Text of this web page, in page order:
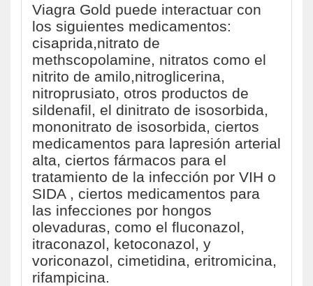
Viagra Gold puede interactuar con
los siguientes medicamentos:
cisaprida,nitrato de
methscopolamine, nitratos como el
nitrito de amilo,nitroglicerina,
nitroprusiato, otros productos de
sildenafil, el dinitrato de isosorbida,
mononitrato de isosorbida, ciertos
medicamentos para lapresión arterial
alta, ciertos fármacos para el
tratamiento de la infección por VIH o
SIDA , ciertos medicamentos para
las infecciones por hongos
olevaduras, como el fluconazol,
itraconazol, ketoconazol, y
voriconazol, cimetidina, eritromicina,
rifampicina.